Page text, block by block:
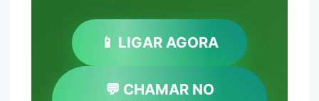
📱 LIGAR AGORA
💬 CHAMAR NO